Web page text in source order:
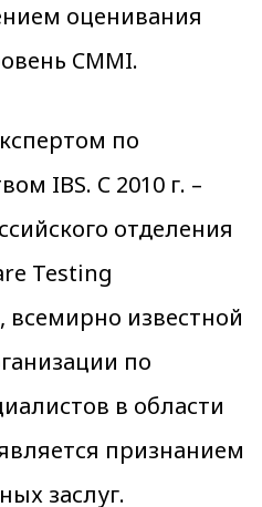
оценивания
CMMI.
по
IBS. C 2010 г. –
отделения
Testing
всемирно известной
по
в области
признанием
заслуг.